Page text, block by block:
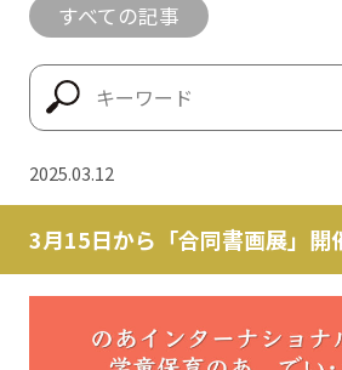
すべての記事
2025.03.12
3月15日から「合同書画展」開